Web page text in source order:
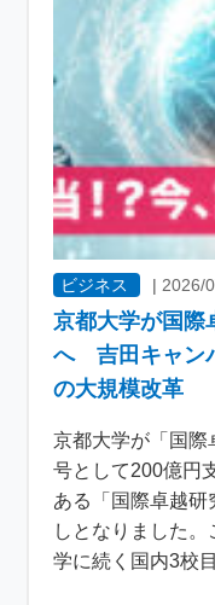
ビジネス | 2026/
京都大学が国際
へ 吉田キャン
の大規模改革
京都大学が「国
号として200億円
ある「国際卓越研
しとなりました
学に続く国内3校